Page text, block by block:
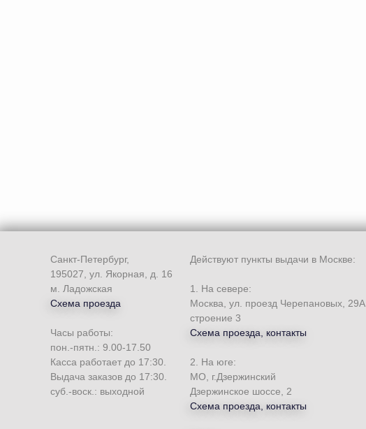
Санкт-Петербург,
195027, ул. Якорная, д. 16
м. Ладожская
Схема проезда
Часы работы:
пон.-пятн.: 9.00-17.50
Касса работает до 17:30.
Выдача заказов до 17:30.
суб.-воск.: выходной
Действуют пункты выдачи в Москве:
1. На севере:
Москва, ул. проезд Черепановых, 29А
строение 3
Схема проезда, контакты
2. На юге:
МО, г.Дзержинский
Дзержинское шоссе, 2
Схема проезда, контакты